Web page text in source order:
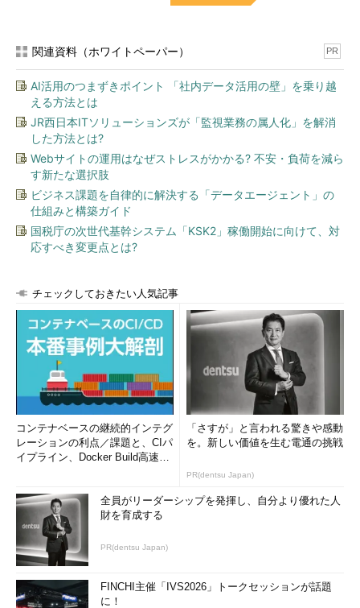
関連資料（ホワイトペーパー） PR
AI活用のつまずきポイント 「社内データ活用の壁」を乗り越
える方法とは
JR西日本ITソリューションズが「監視業務の属人化」を解消
した方法とは?
Webサイトの運用はなぜストレスがかかる? 不安・負荷を減ら
す新たな選択肢
ビジネス課題を自律的に解決する「データエージェント」の
仕組みと構築ガイド
国税庁の次世代基幹システム「KSK2」稼働開始に向けて、対
応すべき変更点とは?
チェックしておきたい人気記事
コンテナベースの継続的インテグ
レーションの利点／課題と、CIパ
イプライン、Docker Build高速化
「さすが」と言われる驚きや感動
を。新しい価値を生む電通の挑戦
PR(dentsu Japan)
全員がリーダーシップを発揮し、自分より優れた人
財を育成する
PR(dentsu Japan)
FINCHI主催「IVS2026」トークセッションが話題
に！